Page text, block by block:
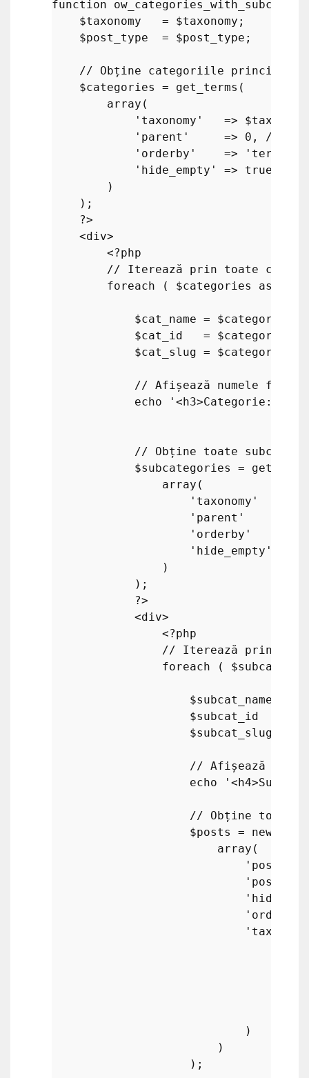
function
$taxonomy
   =
$taxonomy ;
$post_type
  =
$post_type ;
// Obține categoriile principale
$categories
= get_terms (
array (
'taxonomy'
   =>
$taxonomy
'parent'
     =>
0 , // <--
'orderby'
    =>
'term_id'
'hide_empty'
=> true
        )
    );
?>
    <div>
<?php
// Iterează prin toate
foreach ( $categories as
$cat_name = $category
$cat_id
   =
$category
$cat_slug = $category
// Afișează numele
echo
'<h3>Categorie: '
// Obține toate
$subcategories
=
array (
'taxonomy'
'parent'
'orderby'
'hide_empty'
                )
            );
?>
            <div>
<?php
// Iterează prin
foreach (
$subcat_name
$subcat_id
$subcat_slug
// Afișează
echo
// Obține toate
$posts
= new
array (
'order'
                            )
                        )
                    );